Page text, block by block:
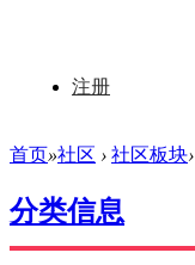
注册
首页»社区 › 社区板块›
分类信息